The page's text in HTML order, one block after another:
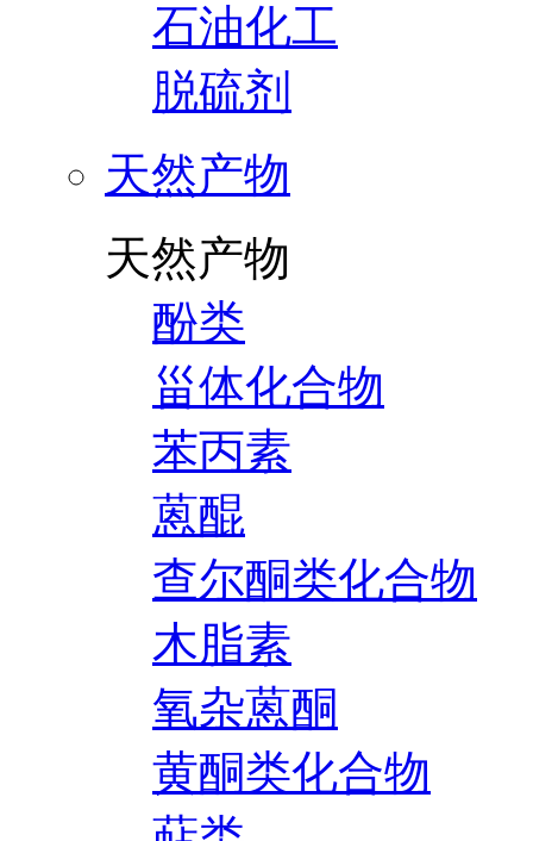
石油化工
脱硫剂
天然产物
天然产物
酚类
甾体化合物
苯丙素
蒽醌
查尔酮类化合物
木脂素
氧杂蒽酮
黄酮类化合物